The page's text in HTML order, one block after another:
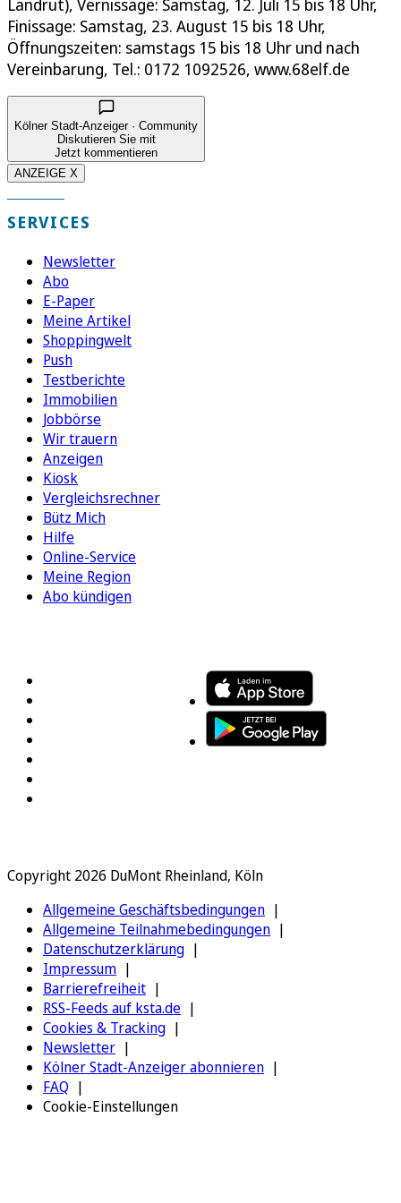
Landrut), Vernissage: Samstag, 12. Juli 15 bis 18 Uhr,
Finissage: Samstag, 23. August 15 bis 18 Uhr,
Öffnungszeiten: samstags 15 bis 18 Uhr und nach
Vereinbarung, Tel.: 0172 1092526, www.68elf.de
Kölner Stadt-Anzeiger · Community
Diskutieren Sie mit
Jetzt kommentieren
ANZEIGE X
SERVICES
Newsletter
Abo
E-Paper
Meine Artikel
Shoppingwelt
Push
Testberichte
Immobilien
Jobbörse
Wir trauern
Anzeigen
Kiosk
Vergleichsrechner
Bütz Mich
Hilfe
Online-Service
Meine Region
Abo kündigen
Copyright 2026 DuMont Rheinland, Köln
Allgemeine Geschäftsbedingungen
Allgemeine Teilnahmebedingungen
Datenschutzerklärung
Impressum
Barrierefreiheit
RSS-Feeds auf ksta.de
Cookies & Tracking
Newsletter
Kölner Stadt-Anzeiger abonnieren
FAQ
Cookie-Einstellungen